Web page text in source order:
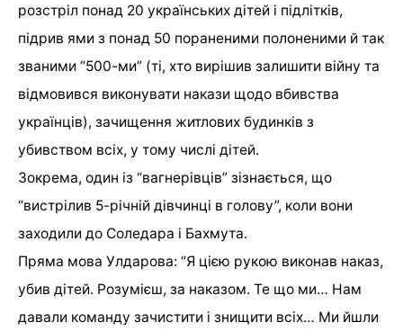
розстріл понад 20 українських дітей і підлітків,
підрив ями з понад 50 пораненими полоненими й так
званими “500-ми” (ті, хто вирішив залишити війну та
відмовився виконувати накази щодо вбивства
українців), зачищення житлових будинків з
убивством всіх, у тому числі дітей.
Зокрема, один із “вагнерівців” зізнається, що
“вистрілив 5-річній дівчинці в голову”, коли вони
заходили до Соледара і Бахмута.
Пряма мова Улдарова: “Я цією рукою виконав наказ,
убив дітей. Розумієш, за наказом. Те що ми… Нам
давали команду зачистити і знищити всіх… Ми йшли